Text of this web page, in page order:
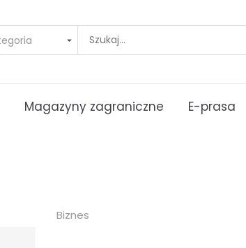
Magazyny zagraniczne E-prasa
Biznes